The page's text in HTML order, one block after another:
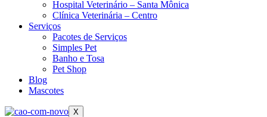
Hospital Veterinário – Santa Mônica
Clínica Veterinária – Centro
Serviços
Pacotes de Serviços
Simples Pet
Banho e Tosa
Pet Shop
Blog
Mascotes
X